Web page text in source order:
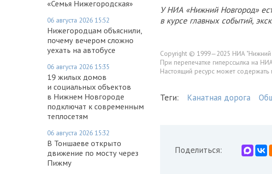
«Семья Нижегородская»
06 августа 2026 15:52
Нижегородцам объяснили,
почему вечером сложно
уехать на автобусе
06 августа 2026 15:35
19 жилых домов
и социальных объектов
в Нижнем Новгороде
подключат к современным
теплосетям
06 августа 2026 15:32
В Тоншаеве открыто
движение по мосту через
Пижму
У НИА «Нижний Новгород»
в курсе главных событий,
Copyright © 1999—2025 НИА "Нижний
При перепечатке гиперссылка на
Настоящий ресурс может содержать
Теги: Канатная дорога
Поделиться: